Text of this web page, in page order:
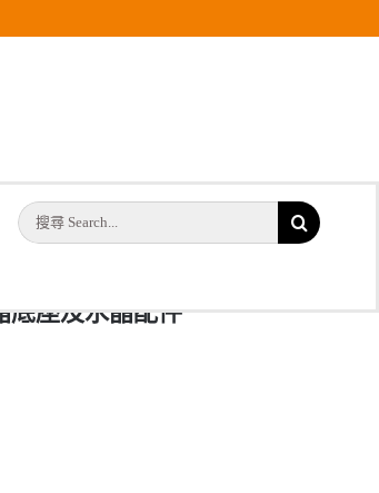
搜
索
果：
底座及水晶配件